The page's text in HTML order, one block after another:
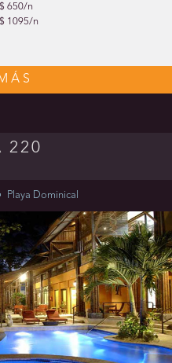
650/n
1095/n
220
Playa Dominical